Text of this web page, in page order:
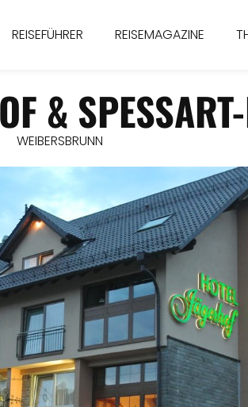
REISEFÜHRER REISEMAGAZINE
&
WEIBERSBRUNN